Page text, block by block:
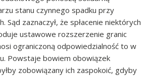
stanu czynnego spadku przy
zaznaczył, że spłacenie niektórych
ustawowe rozszerzenie granic
ograniczoną odpowiedzialność to w
Powstaje bowiem obowiązek
zobowiązany ich zaspokoić, gdyby